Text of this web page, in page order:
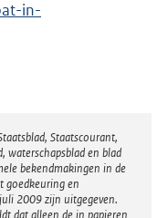
in-
Staatscourant,
waterschapsblad en blad
bekendmakingen in de
goedkeuring en
2009 zijn uitgegeven.